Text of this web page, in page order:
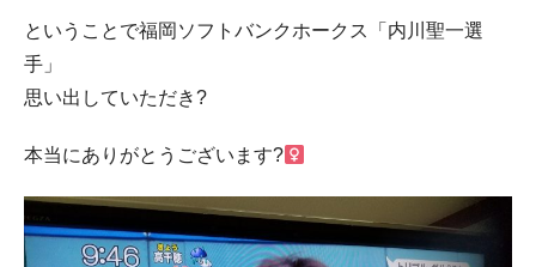
ということで福岡ソフトバンクホークス「内川聖一選
手」
思い出していただき?
本当にありがとうございます?‍